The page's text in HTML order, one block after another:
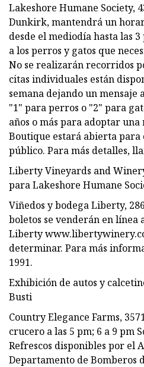
Lakeshore Humane Society,
Dunkirk, mantendrá un
desde el mediodía hasta las
a los perros y gatos que
No se realizarán recorridos
citas individuales están
semana dejando un mensaje
"1" para perros o "2" para
años o más para adoptar una
Boutique estará abierta
público. Para más detalles,
Liberty Vineyards and
para Lakeshore Humane
Viñedos y bodega Liberty,
boletos se venderán en línea
Liberty
determinar. Para más
1991.
Exhibición de autos y
Busti
Country Elegance Farms,
crucero a las 5 pm; 6 a 9 pm
Refrescos disponibles por el
Departamento de Bomberos